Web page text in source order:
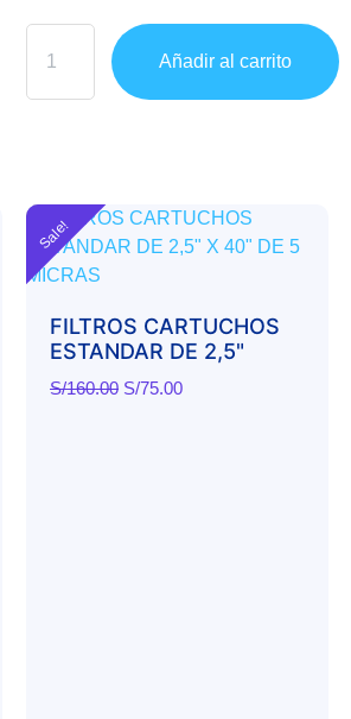
Añadir al carrito
Sale!
FILTROS CARTUCHOS
ESTANDAR DE 2,5"
S/160.00 S/75.00